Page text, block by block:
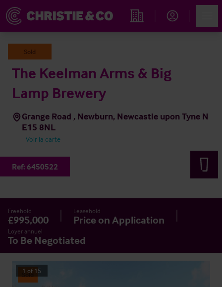
Rechercher un hôtel
Sold
The Keelman Arms & Big
Lamp Brewery
Grange Road , Newburn, Newcastle upon Tyne N
E15 8NL
Voir la carte
Ref: 6450522
Freehold
£995,000
Leasehold
Price on Application
Loyer annuel
To Be Negotiated
Sold
1 of 15